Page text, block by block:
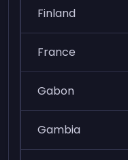
Finland
France
Gabon
Gambia